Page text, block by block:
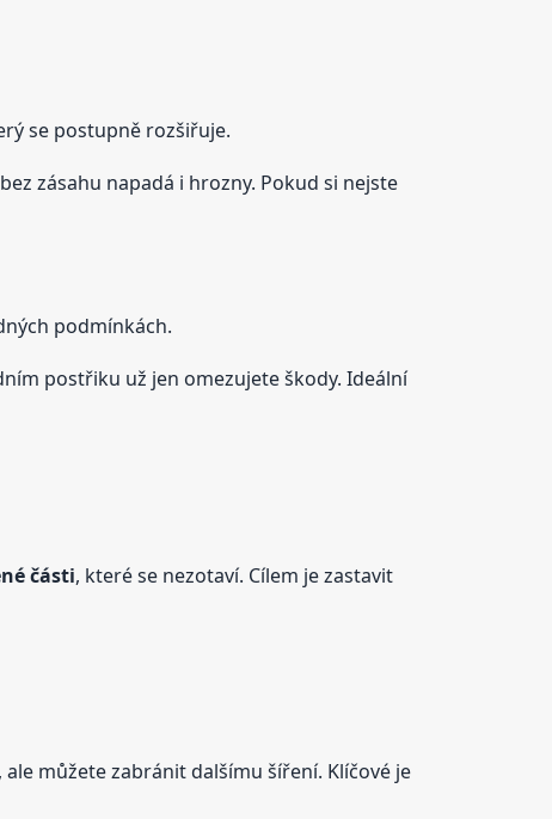
se postupně rozšiřuje.
zásahu napadá i hrozny. Pokud si nejste
podmínkách.
postřiku už jen omezujete škody. Ideální
části, které se nezotaví. Cílem je zastavit
ale můžete zabránit dalšímu šíření. Klíčové je